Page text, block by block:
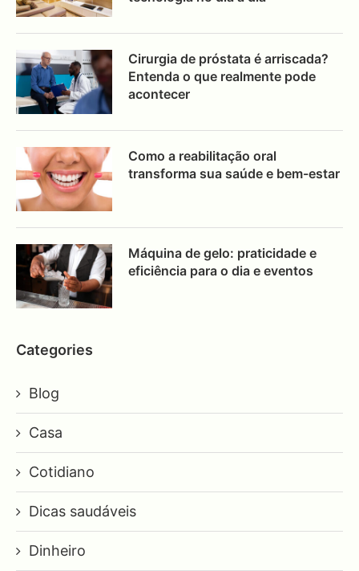
Cirurgia de próstata é arriscada?
Entenda o que realmente pode
acontecer
Como a reabilitação oral
transforma sua saúde e bem-estar
Máquina de gelo: praticidade e
eficiência para o dia e eventos
Categories
Blog
Casa
Cotidiano
Dicas saudáveis
Dinheiro